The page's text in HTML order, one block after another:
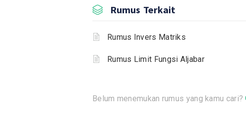
Rumus Terkait
Rumus Invers Matriks
Rumus Limit Fungsi Aljabar
Belum menemukan rumus yang kamu cari?